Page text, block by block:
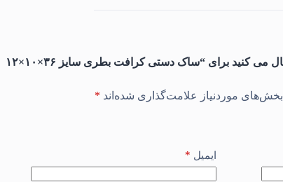
اولین نفری باشید که دیدگاهی را ارسال می کنید برای “ساک دستی کرافت بطری سایز ۳۶×۱۰×۱۲
بخش‌های موردنیاز علامت‌گذاری شده‌اند *
ایمیل *